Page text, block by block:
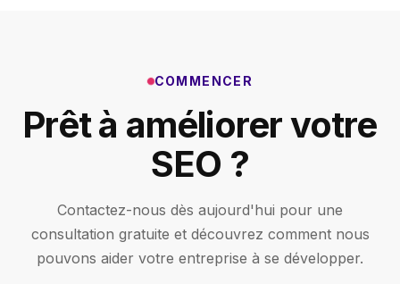
COMMENCER
Prêt à améliorer votre
SEO ?
Contactez-nous dès aujourd'hui pour une
consultation gratuite et découvrez comment nous
pouvons aider votre entreprise à se développer.